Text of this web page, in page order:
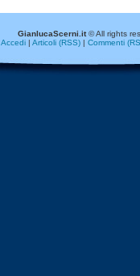
GianlucaScerni.it© All rights
Accedi| Articoli (RSS)| Commenti